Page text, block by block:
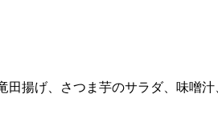
田揚げ、さつま芋のサラダ、味噌汁